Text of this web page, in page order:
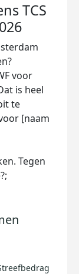
TCS
voor
is heel
te
[naam
Tegen